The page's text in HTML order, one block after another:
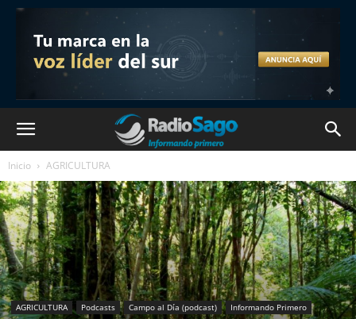
Inicio AGRICULTURA
AGRICULTURA Podcasts Campo al Día (podcast) Informando Primero